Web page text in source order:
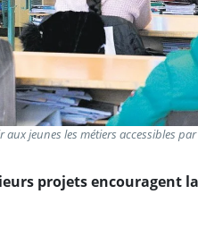
jeunes les métiers accessibles
projets encouragent